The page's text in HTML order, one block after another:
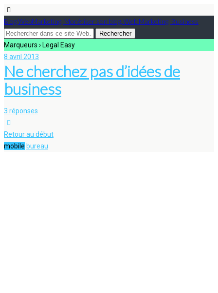
Blog WebMarketing, Monétiser son blog, Web Marketing, Business
Marqueurs › Legal Easy
8 avril 2013
Ne cherchez pas d’idées de
business
3 réponses
Retour au début
mobile bureau